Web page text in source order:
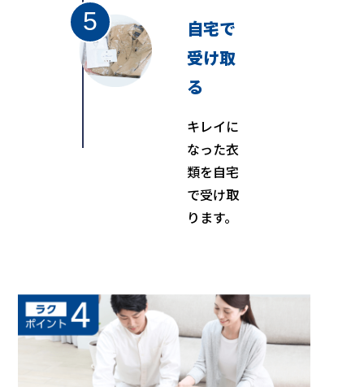
自宅で
受け取
る
キレイに
なった衣
類を自宅
で受け取
ります。